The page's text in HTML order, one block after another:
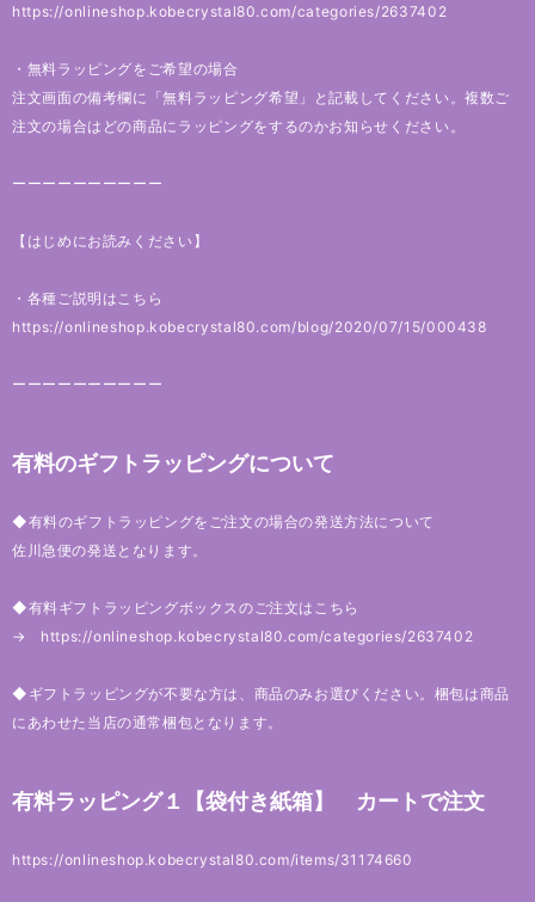
https://onlineshop.kobecrystal80.com/categories/2637402
・無料ラッピングをご希望の場合
注文画面の備考欄に「無料ラッピング希望」と記載してください。複数ご
注文の場合はどの商品にラッピングをするのかお知らせください。
ーーーーーーーーーー
【はじめにお読みください】
・各種ご説明はこちら
https://onlineshop.kobecrystal80.com/blog/2020/07/15/000438
ーーーーーーーーーー
有料のギフトラッピングについて
◆有料のギフトラッピングをご注文の場合の発送方法について
佐川急便の発送となります。
◆有料ギフトラッピングボックスのご注文はこちら
→ https://onlineshop.kobecrystal80.com/categories/2637402
◆ギフトラッピングが不要な方は、商品のみお選びください。梱包は商品
にあわせた当店の通常梱包となります。
有料ラッピング１【袋付き紙箱】 カートで注文
https://onlineshop.kobecrystal80.com/items/31174660